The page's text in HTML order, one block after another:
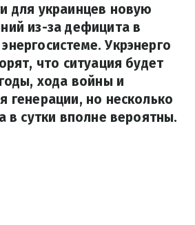
для украинцев новую
из-за дефицита в
Укрэнерго
что ситуация будет
хода войны и
генерации, но несколько
в сутки вполне вероятны.